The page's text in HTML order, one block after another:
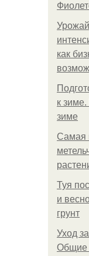
как
к
зиме
Самая
Туя
и
грунт
Уход
Общие